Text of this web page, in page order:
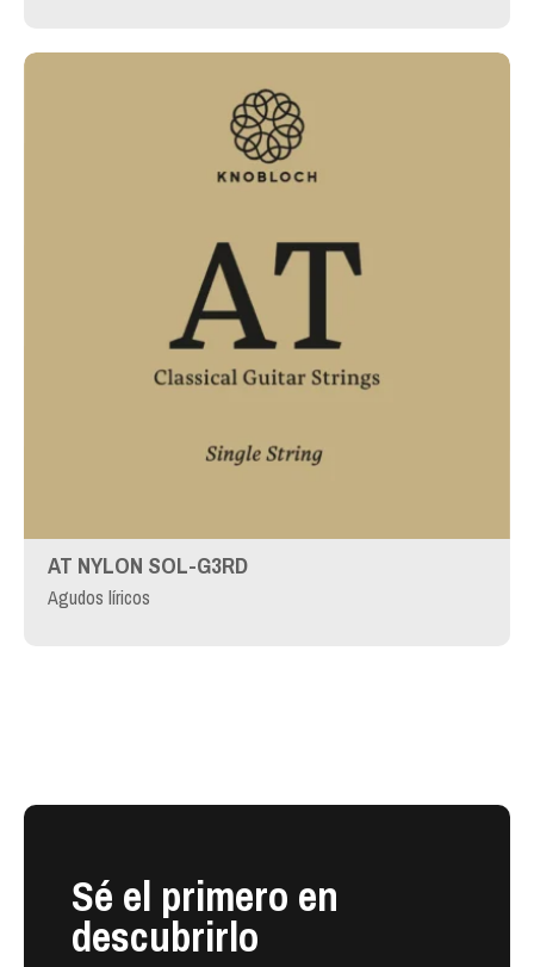
AT NYLON SOL-G3RD
Agudos líricos
Sé el primero en
descubrirlo